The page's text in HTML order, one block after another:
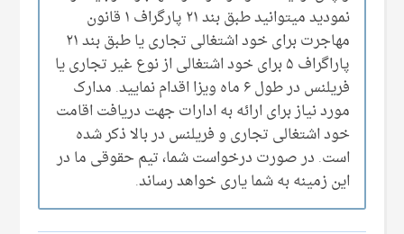
نمودید میتوانید طبق بند ۲۱ پارگراف ۱ قانون
مهاجرت برای خود اشتغالی تجاری یا طبق بند ۲۱
پاراگراف ۵ برای خود اشتغالی از نوع غیر تجاری یا
فریلنس در طول ۶ ماه ویزا اقدام نمایید. مدارک
مورد نیاز برای ارائه به ادارات جهت دریافت اقامت
خود اشتغالی تجاری و فریلنس در بالا ذکر شده
است. در صورت درخواست شما، تیم حقوقی ما در
این زمینه به شما یاری خواهد رساند.